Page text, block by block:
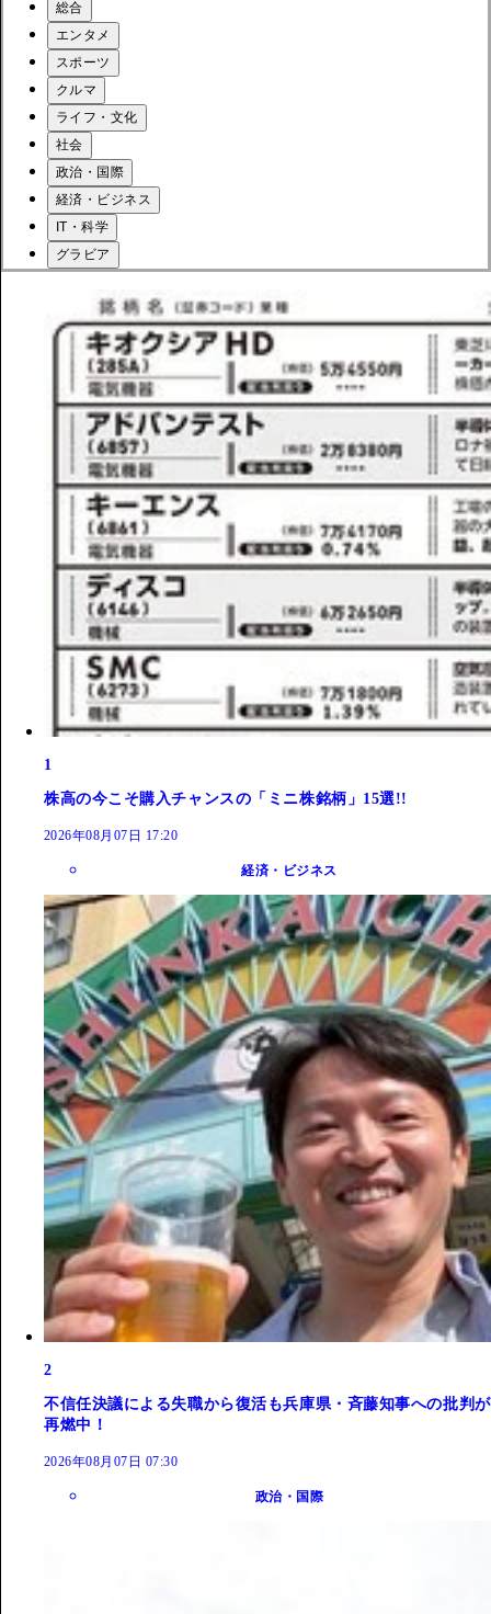
総合
エンタメ
スポーツ
クルマ
ライフ・文化
社会
政治・国際
経済・ビジネス
IT・科学
グラビア
1
株高の今こそ購入チャンスの「ミニ株銘柄」15選!!
2026年08月07日 17:20
経済・ビジネス
2
不信任決議による失職から復活も兵庫県・斉藤知事への批判が
再燃中！
2026年08月07日 07:30
政治・国際